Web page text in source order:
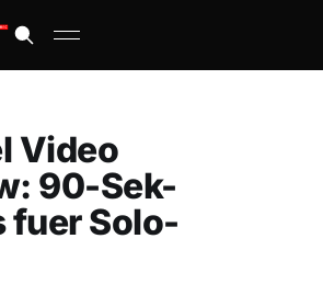
Video
90-Sek-
fuer Solo-